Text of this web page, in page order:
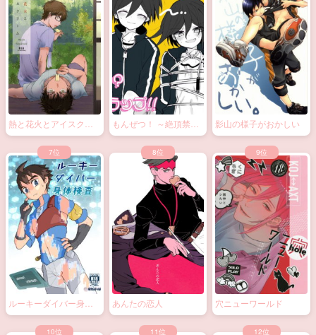
熱と花火とアイスクリ
ーム
もんぜつ！ ～絶頂禁
止！？大なわトラッ
影山の様子がおかしい
ルーキーダイバー身体
検査
あんたの恋人 穴ニューワールド